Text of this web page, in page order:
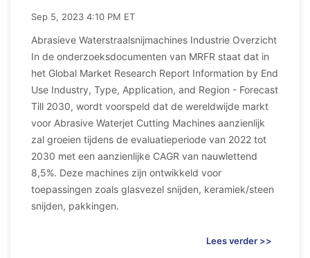
Sep 5, 2023 4:10 PM ET
Abrasieve Waterstraalsnijmachines Industrie Overzicht
In de onderzoeksdocumenten van MRFR staat dat in
het Global Market Research Report Information by End
Use Industry, Type, Application, and Region - Forecast
Till 2030, wordt voorspeld dat de wereldwijde markt
voor Abrasive Waterjet Cutting Machines aanzienlijk
zal groeien tijdens de evaluatieperiode van 2022 tot
2030 met een aanzienlijke CAGR van nauwlettend
8,5%. Deze machines zijn ontwikkeld voor
toepassingen zoals glasvezel snijden, keramiek/steen
snijden, pakkingen.
Lees verder >>